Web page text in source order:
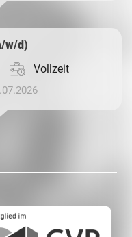
w/d)
Vollzeit